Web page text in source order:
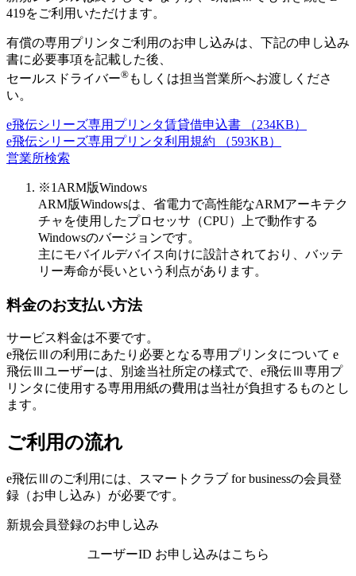
419をご利用いただけます。
有償の専用プリンタご利用のお申し込みは、下記の申し込み
書に必要事項を記載した後、
セールスドライバー® もしくは担当営業所へお渡しくださ
い。
e飛伝シリーズ専用プリンタ賃貸借申込書
（234KB）
e飛伝シリーズ専用プリンタ利用規約
（593KB）
営業所検索
※1 ARM版Windows
ARM版Windowsは、省電力で高性能なARMアーキテク
チャを使用したプロセッサ（CPU）上で動作する
Windowsのバージョンです。
主にモバイルデバイス向けに設計されており、バッテ
リー寿命が長いという利点があります。
料金のお支払い方法
サービス料金は不要です。
e飛伝Ⅲの利用にあたり必要となる専用プリンタについて e
飛伝Ⅲユーザーは、別途当社所定の様式で、e飛伝Ⅲ専用プ
リンタに使用する専用用紙の費用は当社が負担するものとし
ます。
ご利用の流れ
e飛伝Ⅲのご利用には、スマートクラブ for businessの会員登
録（お申し込み）が必要です。
新規会員登録のお申し込み
ユーザーID お申し込みはこちら